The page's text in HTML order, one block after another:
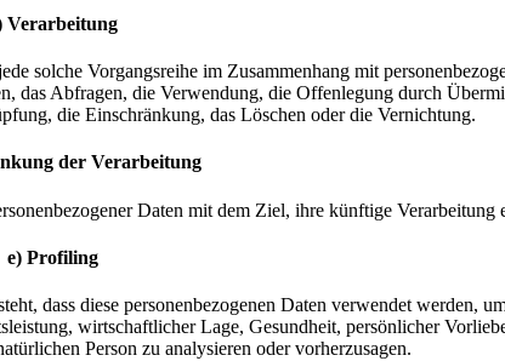
Verarbeitung
solche Vorgangsreihe im Zusammenhang mit
das Abfragen, die Verwendung, die Offenlegung durch
die Einschränkung, das Löschen oder die Vernichtung.
der Verarbeitung
Daten mit dem Ziel, ihre künftige Verarbeitung
e) Profiling
dass diese personenbezogenen Daten verwendet werden,
wirtschaftlicher Lage, Gesundheit, persönlicher
Person zu analysieren oder vorherzusagen.